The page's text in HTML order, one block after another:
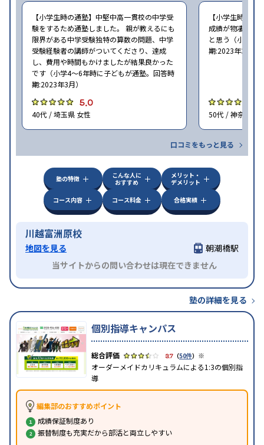
【小学生時の通塾】中堅中高一貫校の中学受
験をするため通塾しました。 親が教えるにも
限界がある中学受験独特の算数の問題、中学
受験経験者の講師がついてくださり、達成
し、費用や時間もかけましたが結果良かった
です（小学4〜6年時に子どもが通塾。回答時
期:2023年3月）
5.0
40代 / 埼玉県 女性
【小学生時の通
成績が物凄く悪
と思う（小学6
期:2023年3月）
50代 / 神奈川県
口コミをもっと見る
塾の特徴
こんな人に
おすすめ
メリット・
デメリット
コース内容
コース料金 合格実績
川越富洲原校
地図を見る
朝潮橋駅
当サイトからの問い合わせは現在できません
塾の詳細を見る
個別指導キャンパス
3.7 （50件） ※
オーダーメイドカリキュラムによる1:3の個別指
導
編集部のおすすめポイント
成績保証制度あり
振替制度も充実だから部活と両立しやすい